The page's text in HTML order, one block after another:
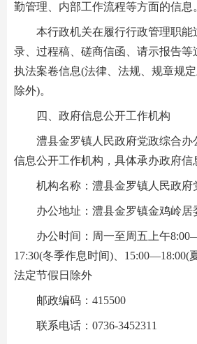
勤管理、内部工作流程等方面的信息
本行政机关在履行行政管理职能
录、过程稿、磋商信函、请示报告等
执法案卷信息(法律、法规、规章规
除外)。
四、政府信息公开工作机构
澧县金罗镇人民政府党政综合办
信息公开工作机构，具体承办政府信
机构名称：澧县金罗镇人民政府
办公地址：澧县金罗镇金鸡岭居
办公时间：周一至周五上午
17:30(冬季作息时间)、15:00—18:00(
法定节假日除外
邮政编码：415500
联系电话：0736-3452311